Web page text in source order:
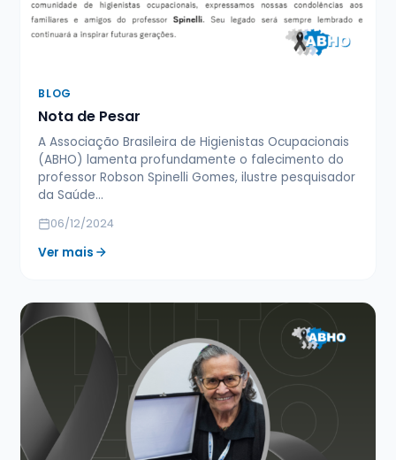
BLOG
Nota de Pesar
A Associação Brasileira de Higienistas Ocupacionais
(ABHO) lamenta profundamente o falecimento do
professor Robson Spinelli Gomes, ilustre pesquisador
da Saúde…
06/12/2024
Ver mais